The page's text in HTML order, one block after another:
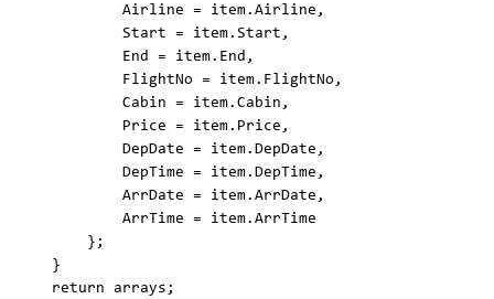
            Airline = item.Airline,
            Start = item.Start,
            End = item.End,
            FlightNo = item.FlightNo,
            Cabin = item.Cabin,
            Price = item.Price,
            DepDate = item.DepDate,
            DepTime = item.DepTime,
            ArrDate = item.ArrDate,
            ArrTime = item.ArrTime
        };
    }
    return arrays;